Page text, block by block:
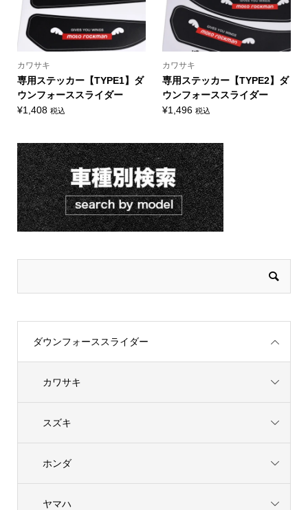
カワサキ
専用ステッカー【TYPE1】ダ
ウンフォーススライダー
¥1,408 税込
カワサキ
専用ステッカー【TYPE2】ダ
ウンフォーススライダー
¥1,496 税込
ダウンフォーススライダー
カワサキ
スズキ
ホンダ
ヤマハ